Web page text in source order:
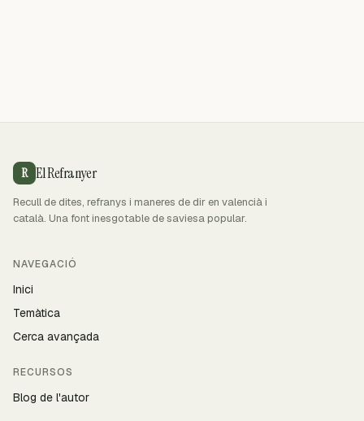
R El Refranyer
Recull de dites, refranys i maneres de dir en valencià i
català. Una font inesgotable de saviesa popular.
NAVEGACIÓ
Inici
Temàtica
Cerca avançada
RECURSOS
Blog de l'autor